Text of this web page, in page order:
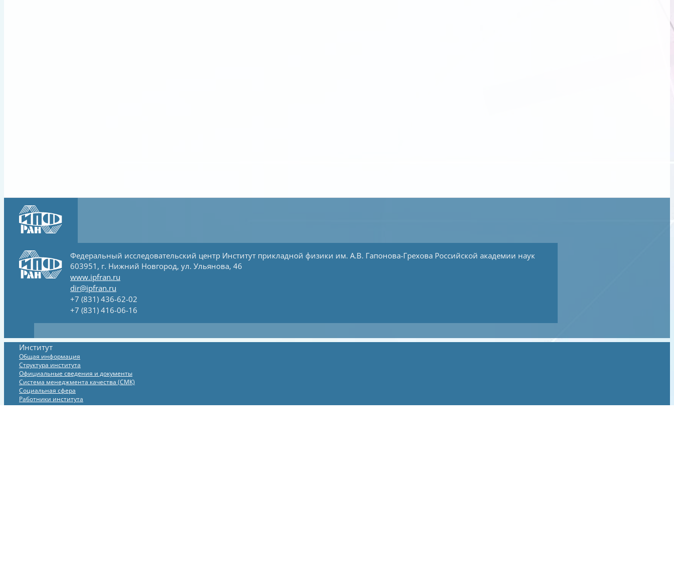
Федеральный исследовательский центр Институт прикладной физики им. А.В. Гапонова-Грехова Российской академии наук
603951, г. Нижний Новгород, ул. Ульянова, 46
www.ipfran.ru
dir@ipfran.ru
+7 (831) 436-62-02
+7 (831) 416-06-16
Институт
Общая информация
Структура института
Официальные сведения и документы
Система менеджмента качества (СМК)
Социальная сфера
Работники института
Вакансии